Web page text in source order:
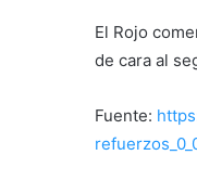
El Rojo
de cara al
Fuente: